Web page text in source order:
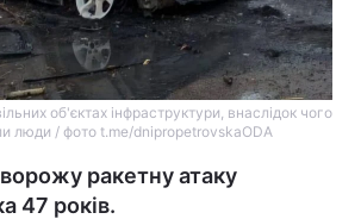
об'єктах інфраструктури, внаслідок чого
люди / фото t.me/dnipropetrovskaODA
ракетну атаку
47 років.